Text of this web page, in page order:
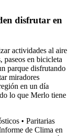
disfrutar en
actividades al aire
paseos en bicicleta
parque disfrutando
miradores
en un día
lo que Merlo tiene
• Paritarias
de Clima en